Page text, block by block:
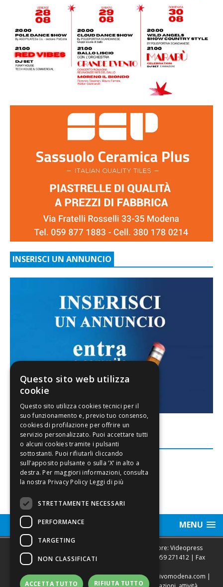
INSERISCI UN ANNUNCIO
FACEBOOK
MENU
Sede legale, Redazione, pubblicità e annunci Editore: Videopress
Modena S.r.l. via Emilia Est, 402/6 - Modena | Tel.
059 271412 | Fax
Direttore Resp. Giovanni Botti | email:redazione@vivomodena.com |
Questo sito web utilizza
cookie
Leggi di più
STRETTAMENTE NECESSARI
PERFORMANCE
TARGETING
NON CLASSIFICATI
ACCETTA TUTTO RIFIUTA TUTTO